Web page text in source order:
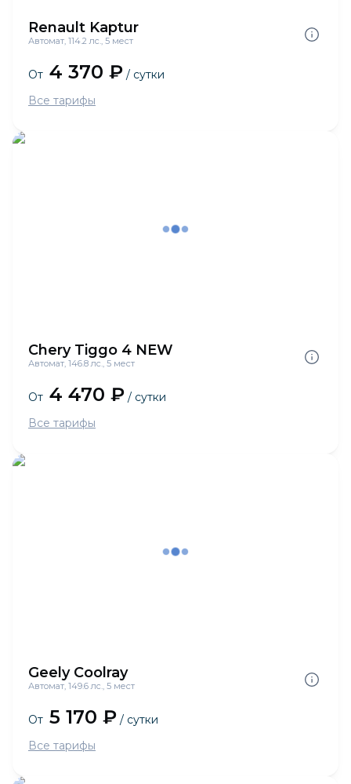
Renault Kaptur
Автомат, 114.2 лс., 5 мест
От 4 370 ₽ / сутки
Все тарифы
Chery Tiggo 4 NEW
Автомат, 146.8 лс., 5 мест
От 4 470 ₽ / сутки
Все тарифы
Geely Coolray
Автомат, 149.6 лс., 5 мест
От 5 170 ₽ / сутки
Все тарифы